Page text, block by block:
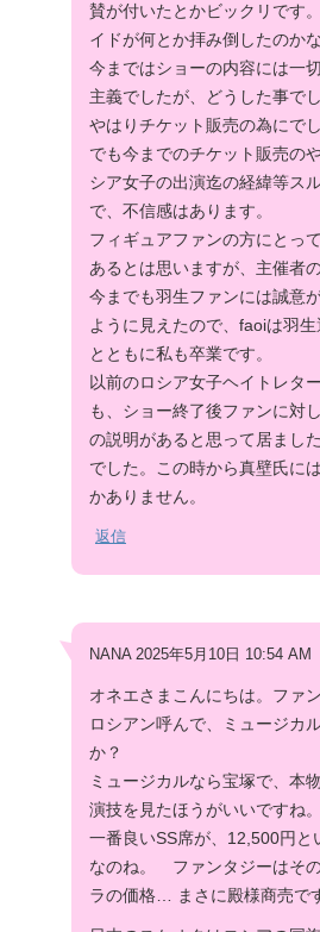
賛が付いたとかビックリです
イドが何とか拝み倒したのか
今まではショーの内容には一
主義でしたが、どうした事でし
やはりチケット販売の為にでし
でも今までのチケット販売の
シア女子の出演迄の経緯等ス
で、不信感はあります。
フィギュアファンの方にとっ
あるとは思いますが、主催者
今までも羽生ファンには誠意
ように見えたので、faoiは羽
とともに私も卒業です。
以前のロシア女子ヘイトレタ
も、ショー終了後ファンに対
の説明があると思って居まし
でした。この時から真壁氏に
かありません。
返信
NANA 2025年5月10日 10:54 AM
オネエさまこんにちは。ファ
ロシアン呼んで、ミュージカ
か？
ミュージカルなら宝塚で、本
演技を見たほうがいいですね
一番良いSS席が、12,500円と
なのね。 ファンタジーはそ
ラの価格… まさに殿様商売で